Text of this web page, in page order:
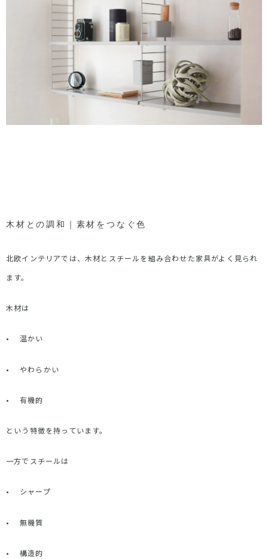
木材との調和｜素材をつなぐ色
北欧インテリアでは、木材とスチールを組み合わせた家具がよく見られ
ます。
木材は
• 温かい
• やわらかい
• 有機的
という特徴を持っています。
一方でスチールは
• シャープ
• 無機質
• 構造的